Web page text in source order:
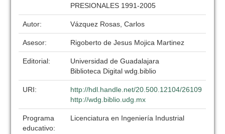
PRESIONALES 1991-2005
Autor: Vázquez Rosas, Carlos
Asesor: Rigoberto de Jesus Mojica Martinez
Editorial:
Universidad de Guadalajara
Biblioteca Digital wdg.biblio
URI:
http://hdl.handle.net/20.500.12104/26109
http://wdg.biblio.udg.mx
Programa
educativo:
Licenciatura en Ingeniería Industrial